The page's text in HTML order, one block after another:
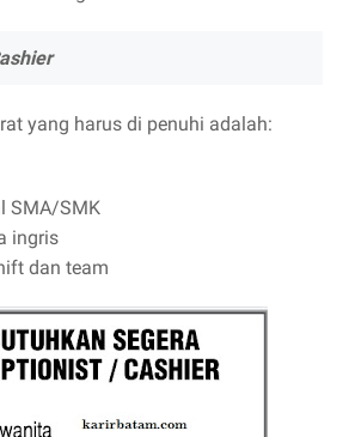
yang harus di penuhi adalah:
SMA/SMK
ingris
dan team